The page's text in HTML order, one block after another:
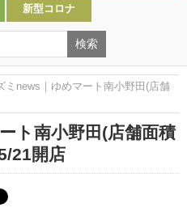
新型コロナ
ミnews｜ゆめマート南小野田(店舗
ト南小野田(店舗面積
21開店